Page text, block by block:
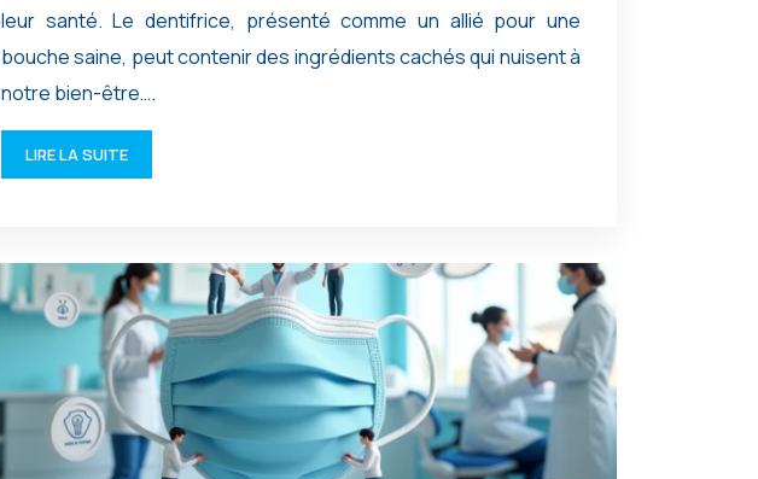
leur santé. Le dentifrice, présenté comme un allié pour une
bouche saine, peut contenir des ingrédients cachés qui nuisent à
notre bien-être….
LIRE LA SUITE